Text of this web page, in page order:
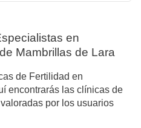
en
Mambrillas de Lara
de Fertilidad en
encontrarás las clínicas de
por los usuarios